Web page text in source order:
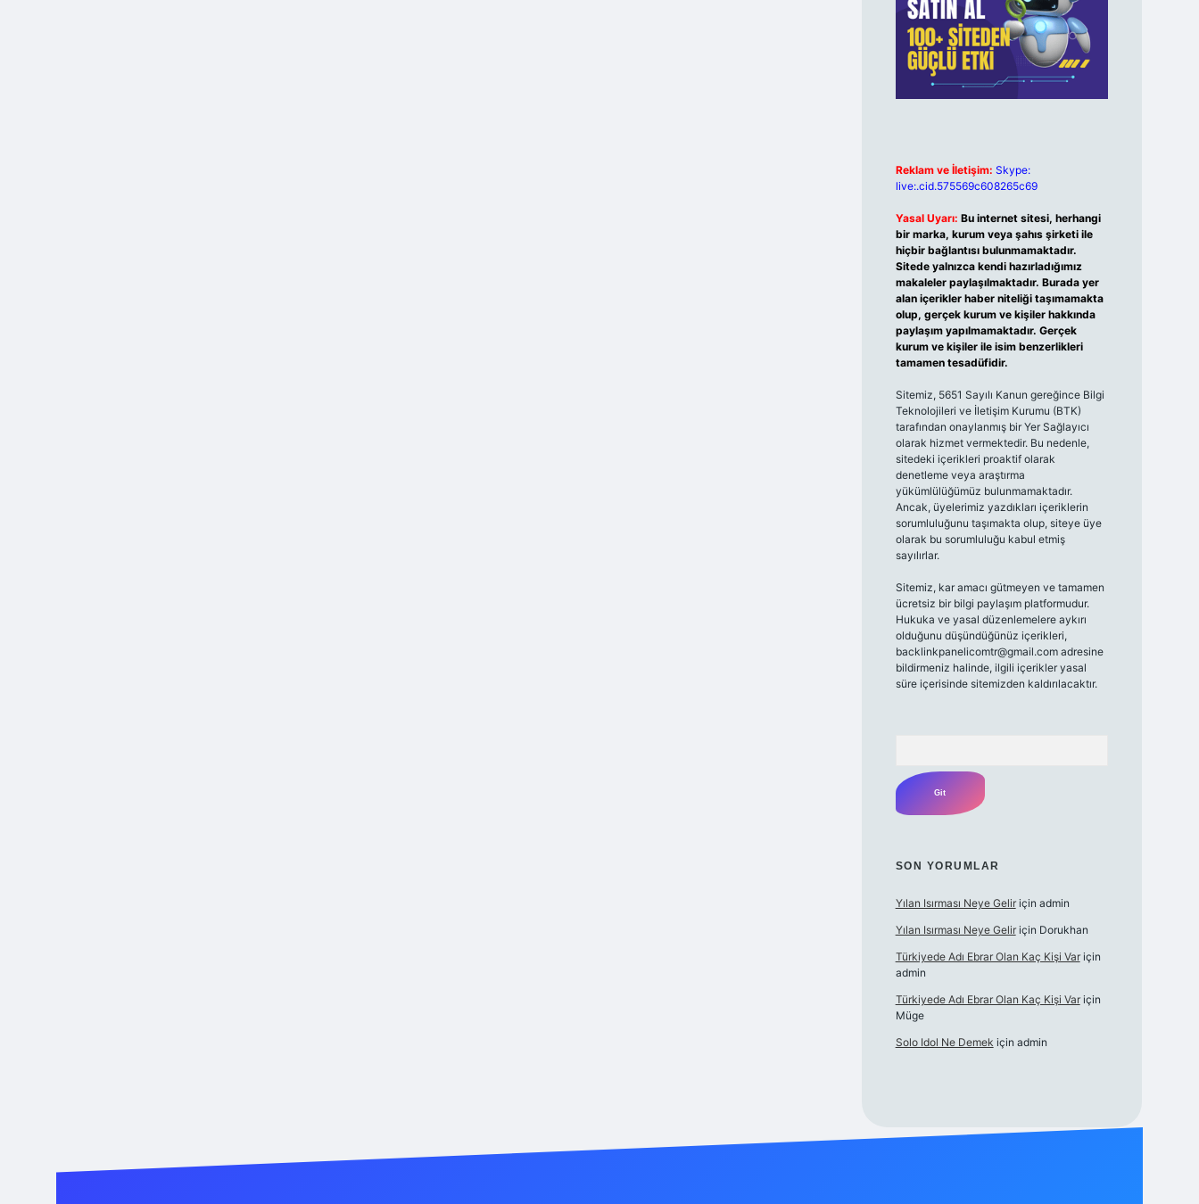
Reklam ve İletişim: Skype:
live:.cid.575569c608265c69
Yasal Uyarı: Bu internet sitesi, herhangi
bir marka, kurum veya şahıs şirketi ile
hiçbir bağlantısı bulunmamaktadır.
Sitede yalnızca kendi hazırladığımız
makaleler paylaşılmaktadır. Burada yer
alan içerikler haber niteliği taşımamakta
olup, gerçek kurum ve kişiler hakkında
paylaşım yapılmamaktadır. Gerçek
kurum ve kişiler ile isim benzerlikleri
tamamen tesadüfidir.
Sitemiz, 5651 Sayılı Kanun gereğince Bilgi
Teknolojileri ve İletişim Kurumu (BTK)
tarafından onaylanmış bir Yer Sağlayıcı
olarak hizmet vermektedir. Bu nedenle,
sitedeki içerikleri proaktif olarak
denetleme veya araştırma
yükümlülüğümüz bulunmamaktadır.
Ancak, üyelerimiz yazdıkları içeriklerin
sorumluluğunu taşımakta olup, siteye üye
olarak bu sorumluluğu kabul etmiş
sayılırlar.
Sitemiz, kar amacı gütmeyen ve tamamen
ücretsiz bir bilgi paylaşım platformudur.
Hukuka ve yasal düzenlemelere aykırı
olduğunu düşündüğünüz içerikleri,
backlinkpanelicomtr@gmail.comadresine
bildirmeniz halinde, ilgili içerikler yasal
süre içerisinde sitemizden kaldırılacaktır.
SON YORUMLAR
Yılan Isırması Neye Geliriçin admin
Yılan Isırması Neye Geliriçin Dorukhan
Türkiyede Adı Ebrar Olan Kaç Kişi Variçin
admin
Türkiyede Adı Ebrar Olan Kaç Kişi Variçin
Müge
Solo Idol Ne Demek için admin